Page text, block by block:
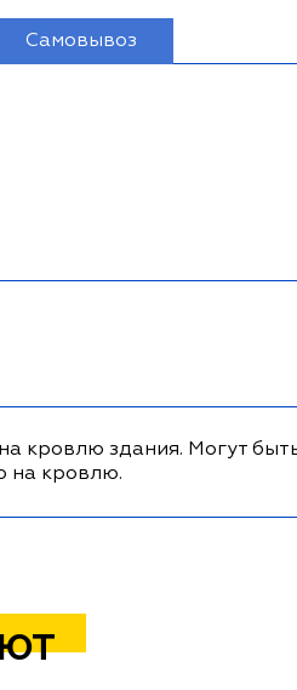
Самовывоз
кровлю здания. Могут
на кровлю.